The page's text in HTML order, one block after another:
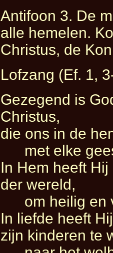
Antifoon 3. De
alle hemelen.
Christus, de
Lofzang (Ef. 1,
Gezegend is
Christus,
die ons in de
met elke
In Hem heeft
der wereld,
om heilig en
In liefde heeft
zijn kinderen te